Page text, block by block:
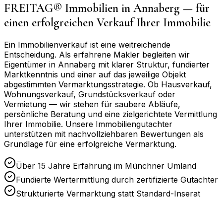
FREITAG® Immobilien in Annaberg — für
einen erfolgreichen Verkauf Ihrer Immobilie
Ein Immobilienverkauf ist eine weitreichende
Entscheidung. Als erfahrene Makler begleiten wir
Eigentümer in Annaberg mit klarer Struktur, fundierter
Marktkenntnis und einer auf das jeweilige Objekt
abgestimmten Vermarktungsstrategie. Ob Hausverkauf,
Wohnungsverkauf, Grundstücksverkauf oder
Vermietung — wir stehen für saubere Abläufe,
persönliche Beratung und eine zielgerichtete Vermittlung
Ihrer Immobilie. Unsere Immobiliengutachter
unterstützen mit nachvollziehbaren Bewertungen als
Grundlage für eine erfolgreiche Vermarktung.
Über 15 Jahre Erfahrung im Münchner Umland
Fundierte Wertermittlung durch zertifizierte Gutachter
Strukturierte Vermarktung statt Standard-Inserat